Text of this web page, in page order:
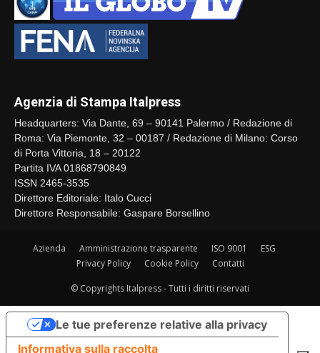
Agenzia di Stampa Italpress
Headquarters: Via Dante, 69 – 90141 Palermo / Redazione di
Roma: Via Piemonte, 32 – 00187 / Redazione di Milano: Corso
di Porta Vittoria, 18 – 20122
Partita IVA 01868790849
ISSN 2465-3535
Direttore Editoriale: Italo Cucci
Direttore Responsabile: Gaspare Borsellino
Azienda Amministrazione trasparente ISO 9001
ESG
Privacy Policy
Cookie Policy Contatti
© Copyrights Italpress - Tutti i diritti riservati
Informativa sulla raccolta
Le tue preferenze relative alla privacy